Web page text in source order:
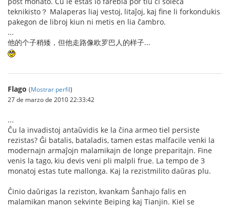
teknikisto？ Malaperas liaj vestoj, litaĵoj, kaj fine li forkondukis
pakegon de libroj kiun ni metis en lia ĉambro.
...
他的个子稍矮，但他走路像欧罗巴人的样子...
Flago (Mostrar perfil)
27 de marzo de 2010 22:33:42
...
Ĉu la invadistoj antaŭvidis ke la ĉina armeo tiel persiste
rezistas? Ĝi batalis, bataladis, tamen estas malfacile venki la
modernajn armaĵojn malamikajn de longe preparitajn. Fine
venis la tago, kiu devis veni pli malpli frue. La tempo de 3
monatoj estas tute mallonga. Kaj la rezistmilito daŭras plu.
Ĉinio daŭrigas la reziston, kvankam Ŝanhajo falis en
malamikan manon sekvinte Beiping kaj Tianjin. Kiel se